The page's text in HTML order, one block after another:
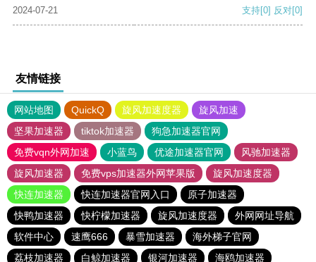
2024-07-21 支持[0] 反对[0]
友情链接
网站地图 QuickQ 旋风加速度器
旋风加速
坚果加速器
tiktok加速器
狗急加速器官网
免费vqn外网加速
小蓝鸟 优途加速器官网
风驰加速器
旋风加速器
免费vps加速器外网苹果版
旋风加速度器
快连加速器
快连加速器官网入口
原子加速器
快鸭加速器
快柠檬加速器 旋风加速度器
外网网址导航
软件中心
速鹰666 暴雪加速器
海外梯子官网
荔枝加速器
白鲸加速器 银河加速器 海鸥加速器